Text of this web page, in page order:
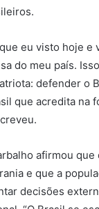
eu visto hoje e
do meu país.
defender o
que acredita na
afirmou que
e que a
decisões